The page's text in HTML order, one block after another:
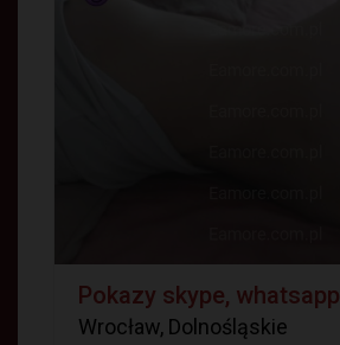
Pokazy skype, whatsapp
Wrocław, Dolnośląskie